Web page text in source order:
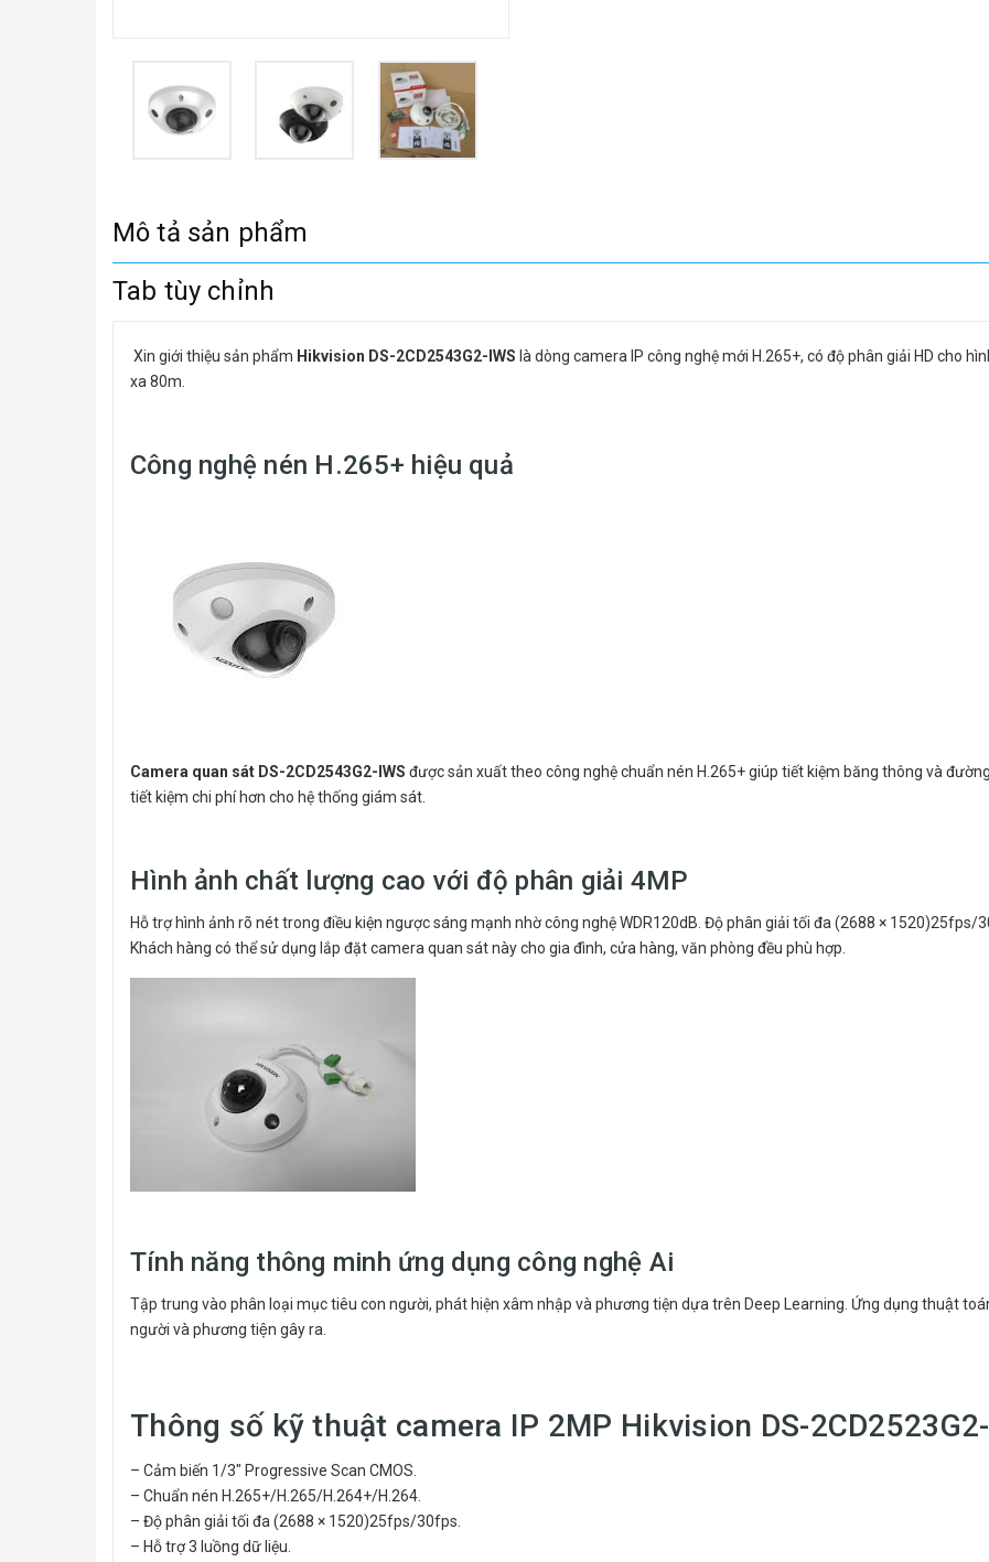
Mô tả sản phẩm
Tab tùy chỉnh
Xin giới thiệu sản phẩm Hikvision DS-2CD2543G2-IWS là dòng camera IP công nghệ mới H.265+, có độ phân giải HD cho
xa 80m.
Công nghệ nén H.265+ hiệu quả
Camera quan sát DS-2CD2543G2-IWS được sản xuất theo công nghệ chuẩn nén H.265+ giúp tiết kiệm băng thông và
tiết kiệm chi phí hơn cho hệ thống giám sát.
Hình ảnh chất lượng cao với độ phân giải 4MP
Hỗ trợ hình ảnh rõ nét trong điều kiện ngược sáng mạnh nhờ công nghệ WDR120dB. Độ phân giải tối đa (2688 ×
Khách hàng có thể sử dụng lắp đặt camera quan sát này cho gia đình, cửa hàng, văn phòng đều phù hợp.
Tính năng thông minh ứng dụng công nghệ Ai
Tập trung vào phân loại mục tiêu con người, phát hiện xâm nhập và phương tiện dựa trên Deep Learning. Ứng dụng thuật
người và phương tiện gây ra.
Thông số kỹ thuật camera IP 2MP Hikvision DS-
– Cảm biến 1/3″ Progressive Scan CMOS.
– Chuẩn nén H.265+/H.265/H.264+/H.264.
– Độ phân giải tối đa (2688 × 1520)25fps/30fps.
– Hỗ trợ 3 luồng dữ liệu.